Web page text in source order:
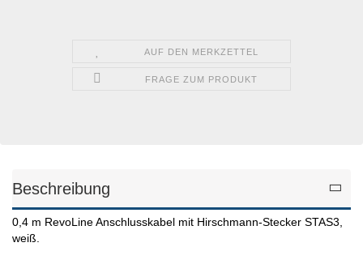
AUF DEN MERKZETTEL
FRAGE ZUM PRODUKT
Beschreibung
0,4 m RevoLine Anschlusskabel mit Hirschmann-Stecker STAS3,
weiß.